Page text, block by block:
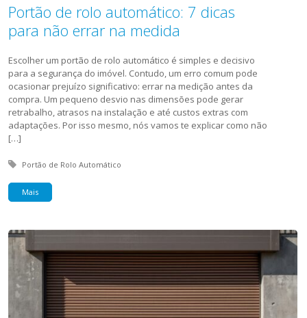
Portão de rolo automático: 7 dicas
para não errar na medida
Escolher um portão de rolo automático é simples e decisivo
para a segurança do imóvel. Contudo, um erro comum pode
ocasionar prejuízo significativo: errar na medição antes da
compra. Um pequeno desvio nas dimensões pode gerar
retrabalho, atrasos na instalação e até custos extras com
adaptações. Por isso mesmo, nós vamos te explicar como não
[…]
Tagged with:
Portão de Rolo Automático
Mais